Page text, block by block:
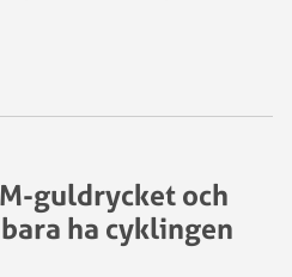
guldrycket och
ha cyklingen